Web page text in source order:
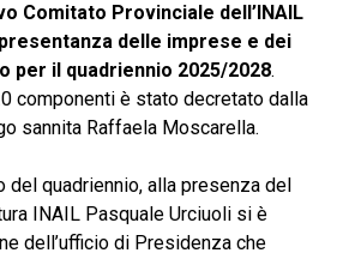
Comitato Provinciale dell’INAIL
delle imprese e dei
per il quadriennio 2025/2028.
componenti è stato decretato dalla
sannita Raffaela Moscarella.
del quadriennio, alla presenza del
INAIL Pasquale Urciuoli si è
dell’ufficio di Presidenza che